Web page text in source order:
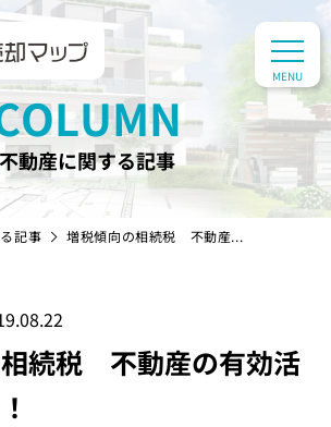
不動産に関する記事
記事 増税傾向の相続税 不動産...
続税 不動産の有効活